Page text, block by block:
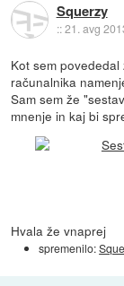
Squerzy
::21. avg
Kot sem
računalnika
Sam sem že
mnenje in kaj bi
Hvala že vnaprej
spremenilo: